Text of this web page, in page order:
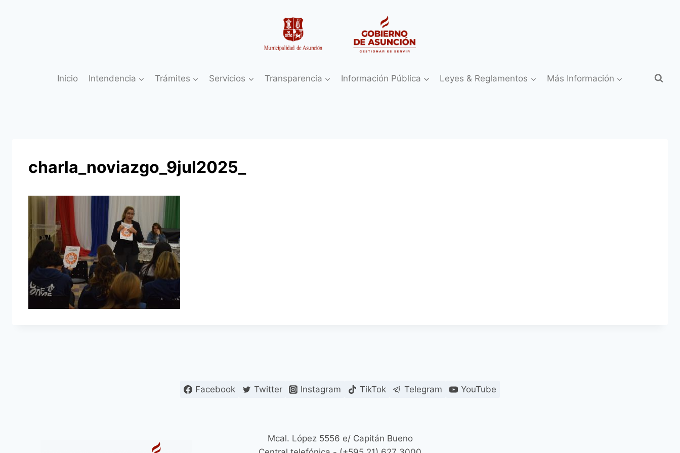
Inicio Intendencia Trámites Servicios Transparencia Información Pública Leyes & Reglamentos Más Información
charla_noviazgo_9jul2025_
Facebook Twitter Instagram TikTok Telegram YouTube
Mcal. López 5556 e/ Capitán Bueno